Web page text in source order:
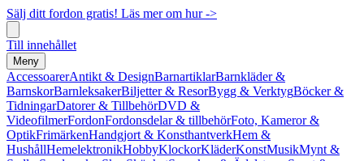
Sälj ditt fordon gratis! Läs mer om hur ->
Till innehållet
Meny
AccessoarerAntikt & DesignBarnartiklarBarnkläder &
BarnskorBarnleksakerBiljetter & ResorBygg & VerktygBöcker &
TidningarDatorer & TillbehörDVD &
VideofilmerFordonFordonsdelar & tillbehörFoto, Kameror &
OptikFrimärkenHandgjort & KonsthantverkHem &
HushållHemelektronikHobbyKlockorKläderKonstMusikMynt &